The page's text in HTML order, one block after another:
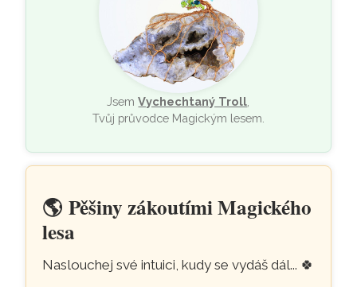
JsemVychechtaný Troll
Tvůj průvodce Magickým lesem.
🌎Pěšiny zákoutími Magického
lesa
Naslouchej své intuici, kudy se vydáš dál... 🍀